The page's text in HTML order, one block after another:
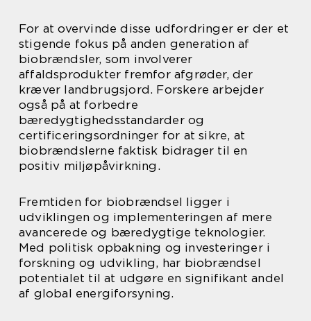
For at overvinde disse udfordringer er der et
stigende fokus på anden generation af
biobrændsler, som involverer
affaldsprodukter fremfor afgrøder, der
kræver landbrugsjord. Forskere arbejder
også på at forbedre
bæredygtighedsstandarder og
certificeringsordninger for at sikre, at
biobrændslerne faktisk bidrager til en
positiv miljøpåvirkning.
Fremtiden for biobrændsel ligger i
udviklingen og implementeringen af mere
avancerede og bæredygtige teknologier.
Med politisk opbakning og investeringer i
forskning og udvikling, har biobrændsel
potentialet til at udgøre en signifikant andel
af global energiforsyning.